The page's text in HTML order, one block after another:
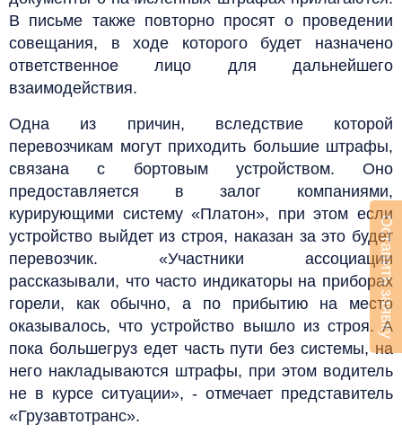
В письме также повторно просят о проведении
совещания, в ходе которого будет назначено
ответственное лицо для дальнейшего
взаимодействия.
Одна из причин, вследствие которой
перевозчикам могут приходить большие штрафы,
связана с бортовым устройством. Оно
предоставляется в залог компаниями,
курирующими систему «Платон», при этом если
устройство выйдет из строя, наказан за это будет
перевозчик. «Участники ассоциации
рассказывали, что часто индикаторы на приборах
горели, как обычно, а по прибытию на место
оказывалось, что устройство вышло из строя. А
пока большегруз едет часть пути без системы, на
него накладываются штрафы, при этом водитель
не в курсе ситуации», - отмечает представитель
«Грузавтотранс».
Оставить заявку